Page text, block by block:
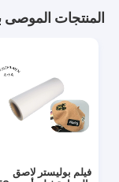
المنتجات الموصى
فيلم بوليستر لاصق